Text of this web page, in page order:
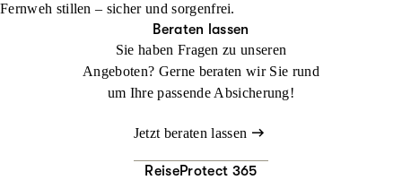
Fernweh stillen – sicher und sorgenfrei.
Beraten lassen
Sie haben Fragen zu unseren
Angeboten? Gerne beraten wir Sie rund
um Ihre passende Absicherung!
Jetzt beraten lassen
ReiseProtect 365